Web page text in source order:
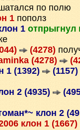
по полю
1 пополз
1 отпрыгнул
(4278)
(4278)
1 (1392)
(1157)
2 (4935)
клон 2
клон 1 (1667)